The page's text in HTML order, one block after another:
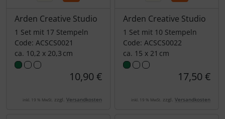
Arden Creative Studio
1 Set mit 17 Stempeln
Code: ACSCS0021
ca. 10,2 x 20,3 cm
10,90 €
inkl. 19 % MwSt. zzgl. Versandkosten
Arden Creative Studio
1 Set mit 10 Stempeln
Code: ACSCS0022
ca. 15 x 21 cm
17,50 €
inkl. 19 % MwSt. zzgl. Versandkosten